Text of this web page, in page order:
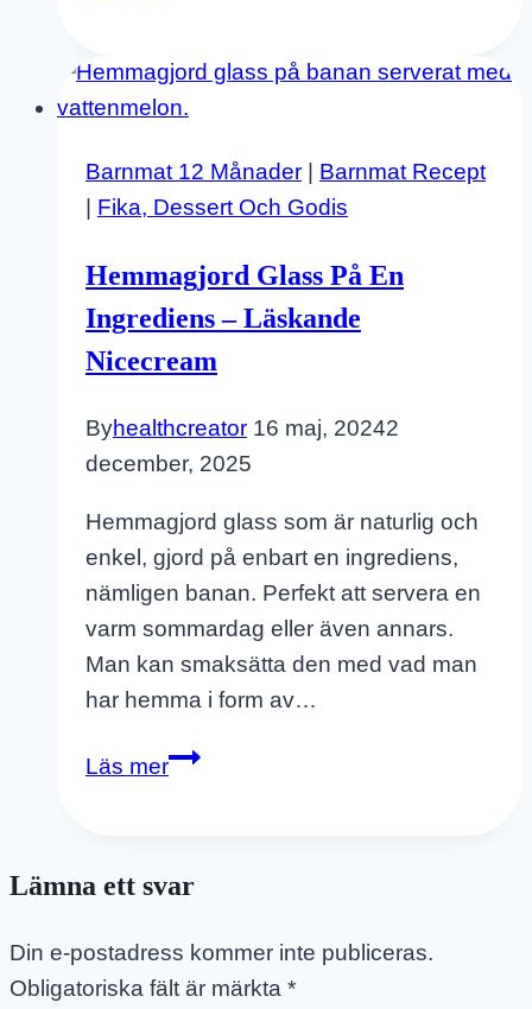
–
Raw
Bollar
–
Vegan
Barnmat 12 Månader
Barnmat Recept
Fika, Dessert Och Godis
Hemmagjord Glass På En
Ingrediens – Läskande
Nicecream
Byhealthcreator 16 maj, 20242
december, 2025
Hemmagjord glass som är naturlig och
enkel, gjord på enbart en ingrediens,
nämligen banan. Perfekt att servera en
varm sommardag eller även annars.
Man kan smaksätta den med vad man
har hemma i form av…
Läs merHemmagjord
Ingrediens
Lämna ett svar
Din e-postadress kommer inte publiceras.
Obligatoriska fält är märkta *